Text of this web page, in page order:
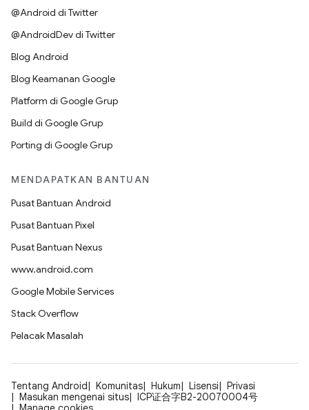
@Android di Twitter
@AndroidDev di Twitter
Blog Android
Blog Keamanan Google
Platform di Google Grup
Build di Google Grup
Porting di Google Grup
MENDAPATKAN BANTUAN
Pusat Bantuan Android
Pusat Bantuan Pixel
Pusat Bantuan Nexus
www.android.com
Google Mobile Services
Stack Overflow
Pelacak Masalah
Tentang Android Komunitas Hukum Lisensi
Privasi
Masukan mengenai situs
ICP证合字B2-20070004号